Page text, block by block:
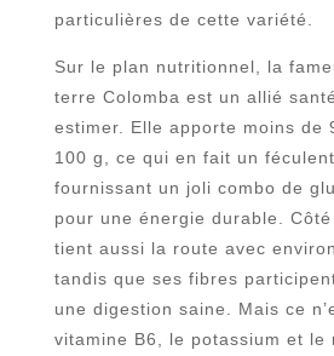
particulières de cette variété.
Sur le plan nutritionnel, la
terre Colomba est un allié
estimer. Elle apporte moins de
100 g, ce qui en fait un
fournissant un joli combo de
pour une énergie durable.
tient aussi la route avec
tandis que ses fibres
une digestion saine. Mais ce
vitamine B6, le potassium et le